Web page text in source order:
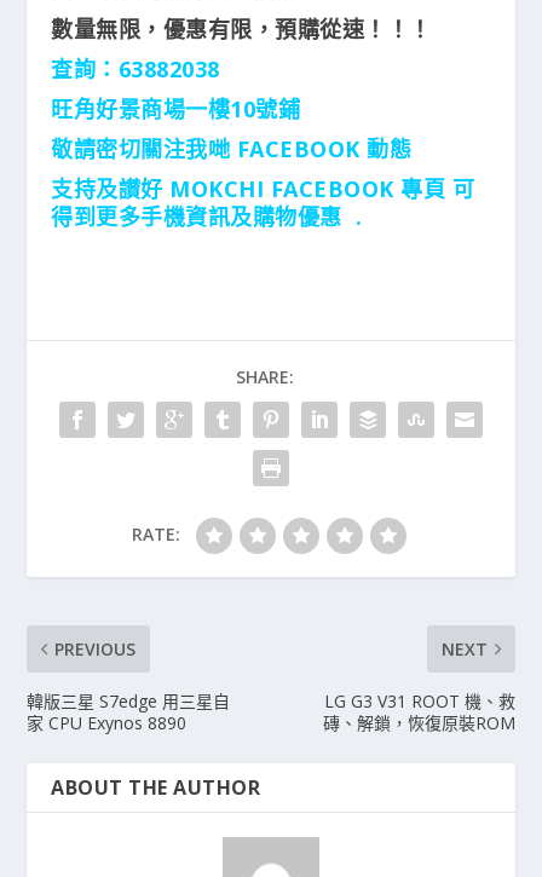
數量無限，優惠有限，預購從速！！！
查詢：63882038
旺角好景商場一樓10號鋪
敬請密切關注我哋 FACEBOOK 動態
支持及讃好 MOKCHI FACEBOOK 專頁 可
得到更多手機資訊及購物優惠 .
SHARE:
RATE:
PREVIOUS
韓版三星 S7edge 用三星自
家 CPU Exynos 8890
NEXT
LG G3 V31 ROOT 機、救
磚、解鎖，恢復原裝ROM
ABOUT THE AUTHOR